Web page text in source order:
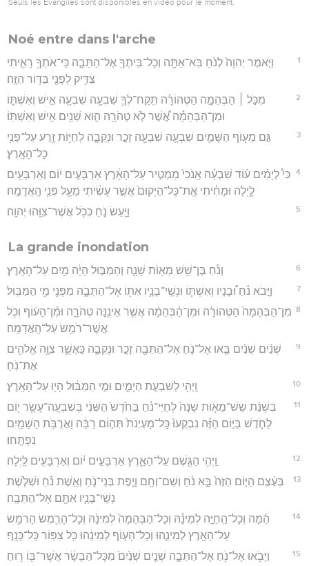
Noé entre dans l'arche
1
וַיֹּ֤אמֶר יְהוָה֙ לְנֹ֔חַ בֹּֽא־אַתָּ֥ה וְכָל־בֵּיתְךָ֖ אֶל־הַתֵּבָ֑ה כִּֽי־אֹתְךָ֥ רָאִ֛יתִי
צַדִּ֥יק לְפָנַ֖י בַּדּ֥וֹר הַזֶּֽה׃
2
מִכֹּ֣ל ׀ הַבְּהֵמָ֣ה הַטְּהוֹרָ֗ה תִּֽקַּח־לְךָ֛ שִׁבְעָ֥ה שִׁבְעָ֖ה אִ֣ישׁ וְאִשְׁתּ֑וֹ
וּמִן־הַבְּהֵמָ֡ה אֲ֠שֶׁר לֹ֣א טְהֹרָ֥ה הִ֛וא שְׁנַ֖יִם אִ֥ישׁ וְאִשְׁתּֽוֹ׃
3
גַּ֣ם מֵע֧וֹף הַשָּׁמַ֛יִם שִׁבְעָ֥ה שִׁבְעָ֖ה זָכָ֣ר וּנְקֵבָ֑ה לְחַיּ֥וֹת זֶ֖רַע עַל־פְּנֵ֥י
כָל־הָאָֽרֶץ׃
4
כִּי֩ לְיָמִ֨ים ע֜וֹד שִׁבְעָ֗ה אָֽנֹכִי֙ מַמְטִ֣יר עַל־הָאָ֔רֶץ אַרְבָּעִ֣ים י֔וֹם וְאַרְבָּעִ֖ים
לָ֑יְלָה וּמָחִ֗יתִי אֶֽת־כָּל־הַיְקוּם֙ אֲשֶׁ֣ר עָשִׂ֔יתִי מֵעַ֖ל פְּנֵ֥י הָֽאֲדָמָֽה׃
5 וַיַּ֖עַשׂ נֹ֑חַ כְּכֹ֥ל אֲשֶׁר־צִוָּ֖הוּ יְהוָֽה׃
La grande inondation
6 וְנֹ֕חַ בֶּן־שֵׁ֥שׁ מֵא֖וֹת שָׁנָ֑ה וְהַמַּבּ֣וּל הָיָ֔ה מַ֖יִם עַל־הָאָֽרֶץ׃
7 וַיָּ֣בֹא נֹ֗חַ וּ֠בָנָיו וְאִשְׁתּ֧וֹ וּנְשֵֽׁי־בָנָ֛יו אִתּ֖וֹ אֶל־הַתֵּבָ֑ה מִפְּנֵ֖י מֵ֥י הַמַּבּֽוּל׃
8 מִן־הַבְּהֵמָה֙ הַטְּהוֹרָ֔ה וּמִן־הַ֨בְּהֵמָ֔ה אֲשֶׁ֥ר אֵינֶ֖נָּה טְהֹרָ֑ה וּמִ֨ן־הָע֔וֹף וְכֹ֥ל
אֲשֶׁר־רֹמֵ֖שׂ עַל־הָֽאֲדָמָֽה׃
9
שְׁנַ֨יִם שְׁנַ֜יִם בָּ֧אוּ אֶל־נֹ֛חַ אֶל־הַתֵּבָ֖ה זָכָ֣ר וּנְקֵבָ֑ה כַּֽאֲשֶׁ֛ר צִוָּ֥ה אֱלֹהִ֖ים
אֶת־נֹֽחַ׃
10 וַֽיְהִ֖י לְשִׁבְעַ֣ת הַיָּמִ֑ים וּמֵ֣י הַמַּבּ֔וּל הָי֖וּ עַל־הָאָֽרֶץ׃
11
בִּשְׁנַ֨ת שֵׁשׁ־מֵא֤וֹת שָׁנָה֙ לְחַיֵּי־נֹ֔חַ בַּחֹ֙דֶשׁ֙ הַשֵּׁנִ֔י בְּשִׁבְעָֽה־עָשָׂ֥ר י֖וֹם
לַחֹ֑דֶשׁ בַּיּ֣וֹם הַזֶּ֗ה נִבְקְעוּ֙ כָּֽל־מַעְיְנֹת֙ תְּה֣וֹם רַבָּ֔ה וַאֲרֻבֹּ֥ת הַשָּׁמַ֖יִם
נִפְתָּֽחוּ׃
12 וַֽיְהִ֥י הַגֶּ֖שֶׁם עַל־הָאָ֑רֶץ אַרְבָּעִ֣ים י֔וֹם וְאַרְבָּעִ֖ים לָֽיְלָה׃
13
בְּעֶ֨צֶם הַיּ֤וֹם הַזֶּה֙ בָּ֣א נֹ֔חַ וְשֵׁם־וְחָ֥ם וָיֶ֖פֶת בְּנֵי־נֹ֑חַ וְאֵ֣שֶׁת נֹ֗חַ וּשְׁלֹ֧שֶׁת
נְשֵֽׁי־בָנָ֛יו אִתָּ֖ם אֶל־הַתֵּבָֽה׃
14
הֵ֜מָּה וְכָל־הַֽחַיָּ֣ה לְמִינָ֗הּ וְכָל־הַבְּהֵמָה֙ לְמִינָ֔הּ וְכָל־הָרֶ֛מֶשׂ הָרֹמֵ֥שׂ
עַל־הָאָ֖רֶץ לְמִינֵ֑הוּ וְכָל־הָע֣וֹף לְמִינֵ֔הוּ כֹּ֖ל צִפּ֥וֹר כָּל־כָּנָֽף׃
15
וַיָּבֹ֥אוּ אֶל־נֹ֖חַ אֶל־הַתֵּבָ֑ה שְׁנַ֤יִם שְׁנַ֙יִם֙ מִכָּל־הַבָּשָׂ֔ר אֲשֶׁר־בּ֖וֹ ר֥וּחַ